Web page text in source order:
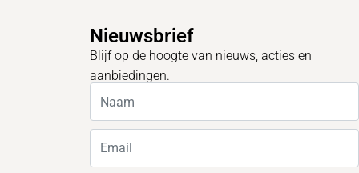
Nieuwsbrief
Blijf op de hoogte van nieuws, acties en
aanbiedingen.